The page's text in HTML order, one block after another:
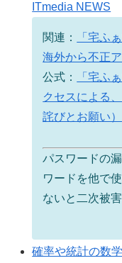
ITmedia NEWS
関連：
「宅ふ
海外から不正
公式：
「宅ふ
クセスによる
詫びとお願い）
パスワードの
ワードを他で
ないと二次被
確率や統計の数